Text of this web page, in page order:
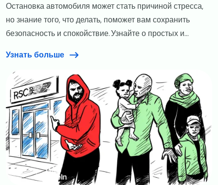
Остановка автомобиля может стать причиной стресса,
но знание того, что делать, поможет вам сохранить
безопасность и спокойствие. Узнайте о простых и...
Узнать больше
Image